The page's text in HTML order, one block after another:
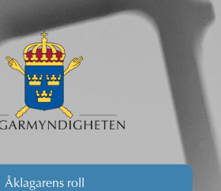
Åklagarens roll